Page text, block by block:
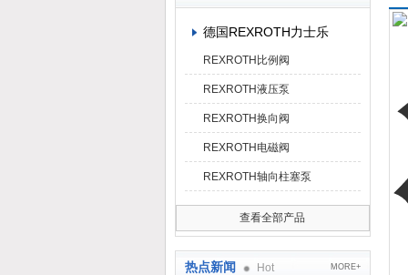
德国REXROTH力士乐
REXROTH比例阀
REXROTH液压泵
REXROTH换向阀
REXROTH电磁阀
REXROTH轴向柱塞泵
查看全部产品
热点新闻 Hot MORE+